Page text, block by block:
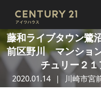
藤和ライブタウン鷺
前区野川 マンショ
チュリー２
2020.01.14 川崎市宮